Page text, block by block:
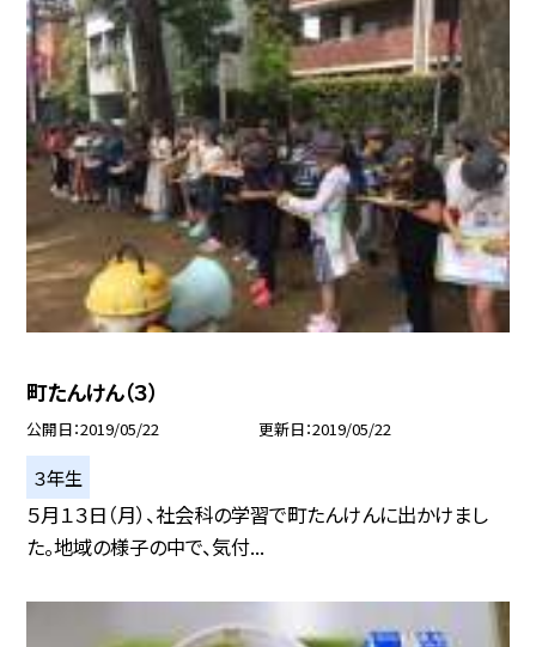
町たんけん（３）
公開日 2019/05/22 更新日 2019/05/22
３年生
５月１３日（月）、社会科の学習で町たんけんに出かけまし
た。地域の様子の中で、気付...